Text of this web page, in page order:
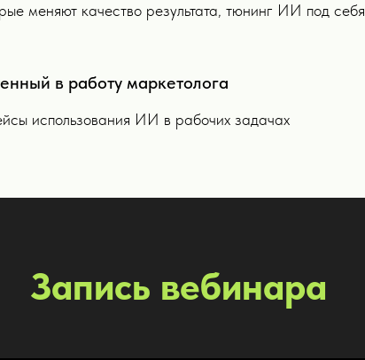
меняют качество результата, тюнинг ИИ под себя
в работу маркетолога
использования ИИ в рабочих задачах
Запись вебинара